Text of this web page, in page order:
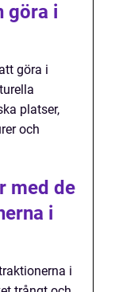
göra i
göra i
platser,
och
med de
i
i